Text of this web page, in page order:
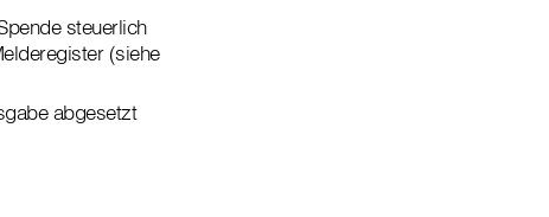
steuerlich
(siehe
abgesetzt